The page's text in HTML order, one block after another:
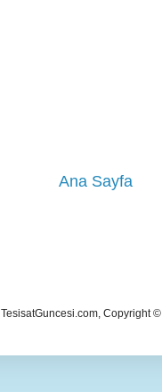
Ana Sayfa
TesisatGuncesi.com, Copyright